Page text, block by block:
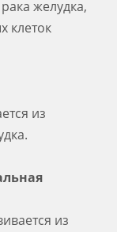
желудка,
клеток
из
из